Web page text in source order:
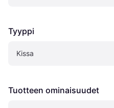
Tyyppi
Kissa
Tuotteen ominaisuudet